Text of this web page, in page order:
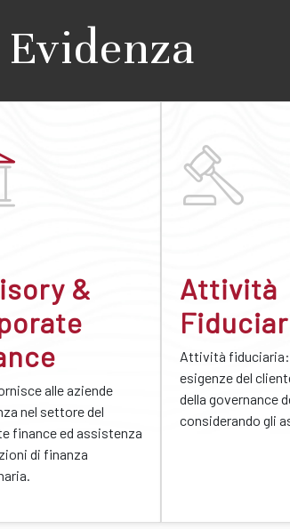
&
alle aziende
nel settore del
finance ed assistenza
di finanza
Attività
Attività fiduciaria:
esigenze del
della governance
considerando gli